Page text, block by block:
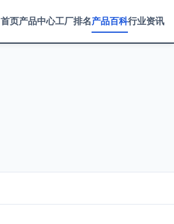
首页产品中心工厂排名产品百科行业资讯